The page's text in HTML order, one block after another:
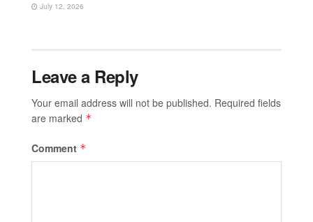
July 12, 2026
Leave a Reply
Your email address will not be published. Required fields
are marked *
Comment *